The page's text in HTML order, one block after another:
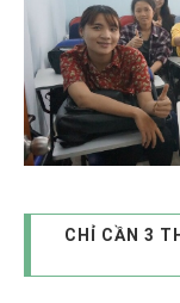
CHỈ CẦN 3